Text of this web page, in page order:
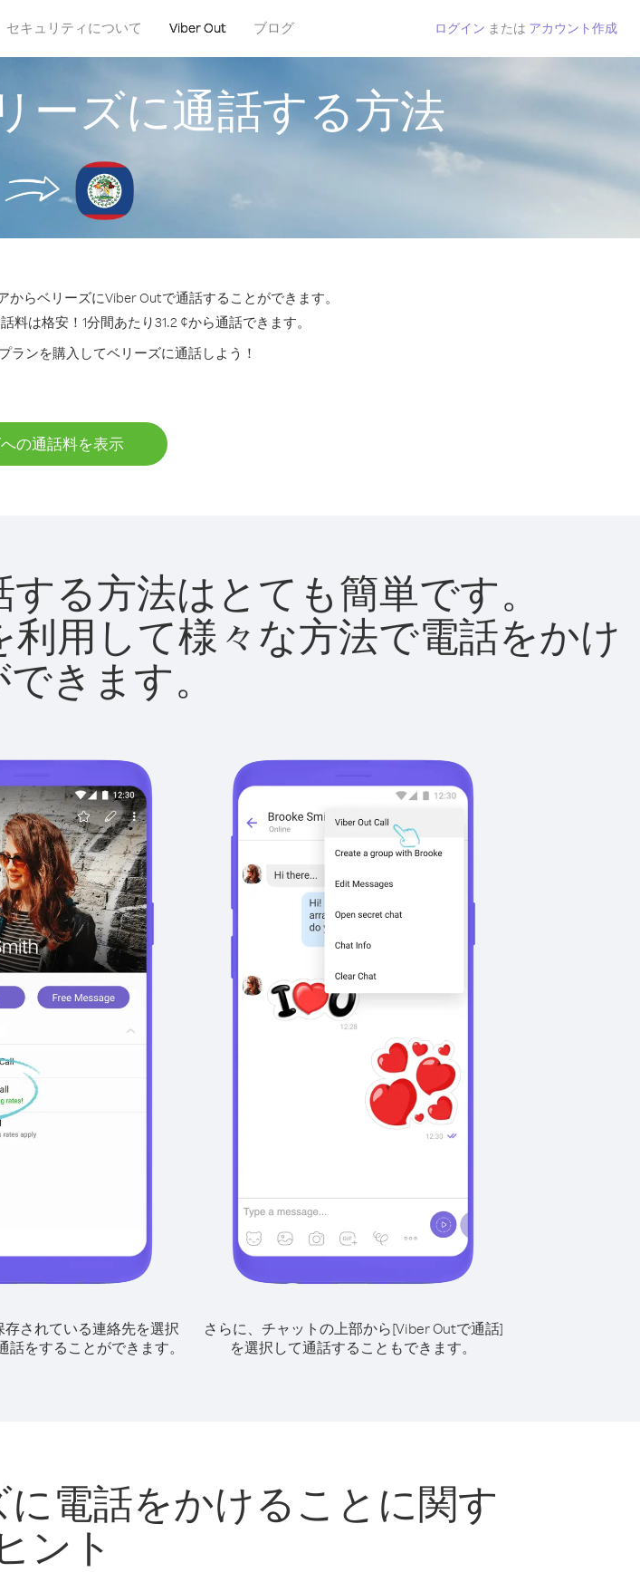
セキュリティについて Viber Out ブログ ログイン または アカウント作成
ーズに通話する方法
らベリーズにViber Outで通話することができます。
は格安！1分間あたり31.2 ¢から通話できます。
ランを購入してベリーズに通話しよう！
の通話料を表示
る方法はとても簡単です。
用して様々な方法で電話をかけ
きます。
存されている連絡先を選択
話をすることができます。
さらに、チャットの上部から[Viber Outで通話]
を選択して通話することもできます。
電話をかけることに関す
ント